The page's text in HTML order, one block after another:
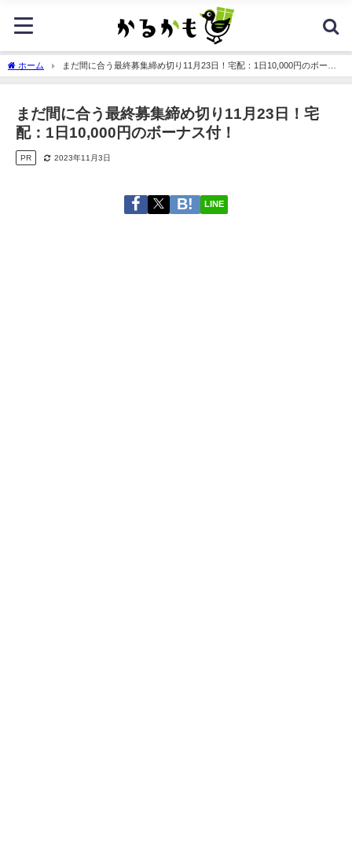
ホーム
まだ間に合う最終募集締め切り11月23日！宅配：1日10,000円のボーナ
ス付！
まだ間に合う最終募集締め切り11月23日！宅
配：1日10,000円のボーナス付！
PR 2023年11月3日
LINE